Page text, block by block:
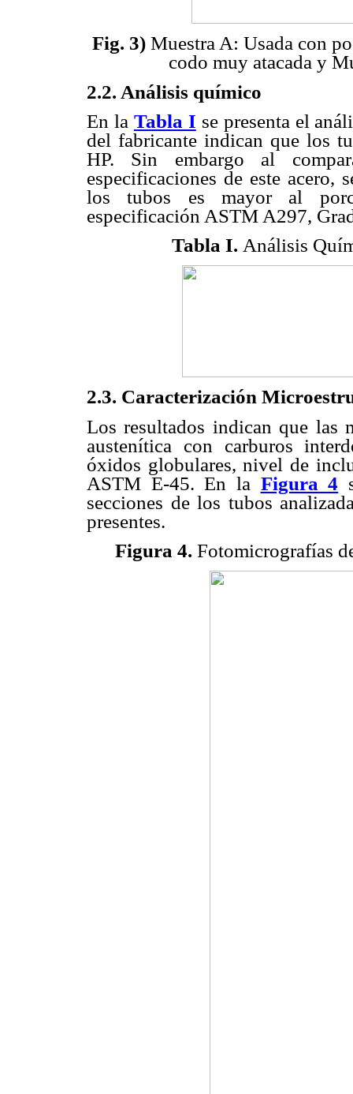
Fig. 3) Muestra A: Usada con
codo muy atacada y
2.2. Análisis químico
En la Tabla I se presenta el
del fabricante indican que los
HP. Sin embargo al
especificaciones de este acero,
los tubos es mayor al
especificación ASTM A297,
Tabla I. Análisis
2.3. Caracterización
Los resultados indican que las
austenítica con carburos
óxidos globulares, nivel de
ASTM E-45. En la Figura 4
secciones de los tubos
presentes.
Figura 4. Fotomicrografías